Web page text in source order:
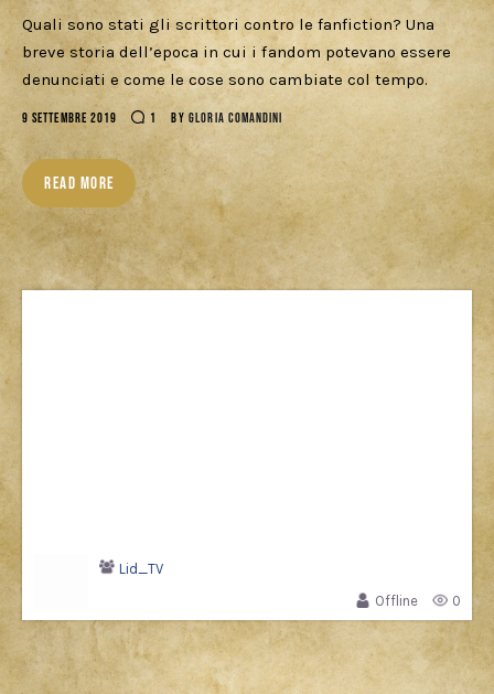
Quali sono stati gli scrittori contro le fanfiction? Una
breve storia dell’epoca in cui i fandom potevano essere
denunciati e come le cose sono cambiate col tempo.
9 SETTEMBRE 2019 1 BY GLORIA COMANDINI
READ MORE
Lid_TV
Offline
0